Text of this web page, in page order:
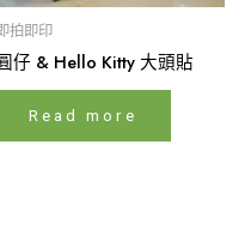
拍即印
仔 & Hello Kitty 大頭貼
Read more